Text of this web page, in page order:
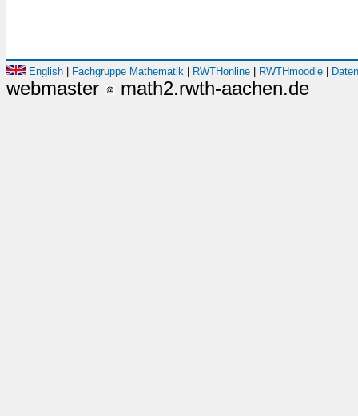
English Fachgruppe Mathematik RWTHonline RWTHmoodle
webmaster math2.rwth-aachen.de